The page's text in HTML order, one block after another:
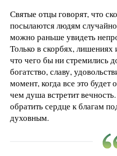
Святые отцы говорят, что
посылаются людям
можно раньше увидеть
Только в скорбях,
что чего бы ни стремились
богатство, славу,
момент, когда все это будет
чем душа встретит
обратить сердце к благам
духовным.